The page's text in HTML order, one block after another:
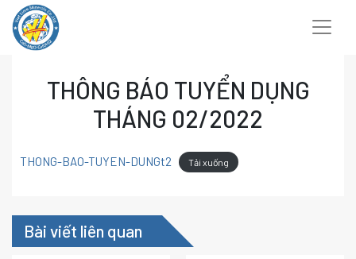
Chuyển
đến
THÔNG BÁO TUYỂN DỤNG
THÁNG 02/2022
THONG-BAO-TUYEN-DUNGt2 Tải xuống
Bài viết liên quan